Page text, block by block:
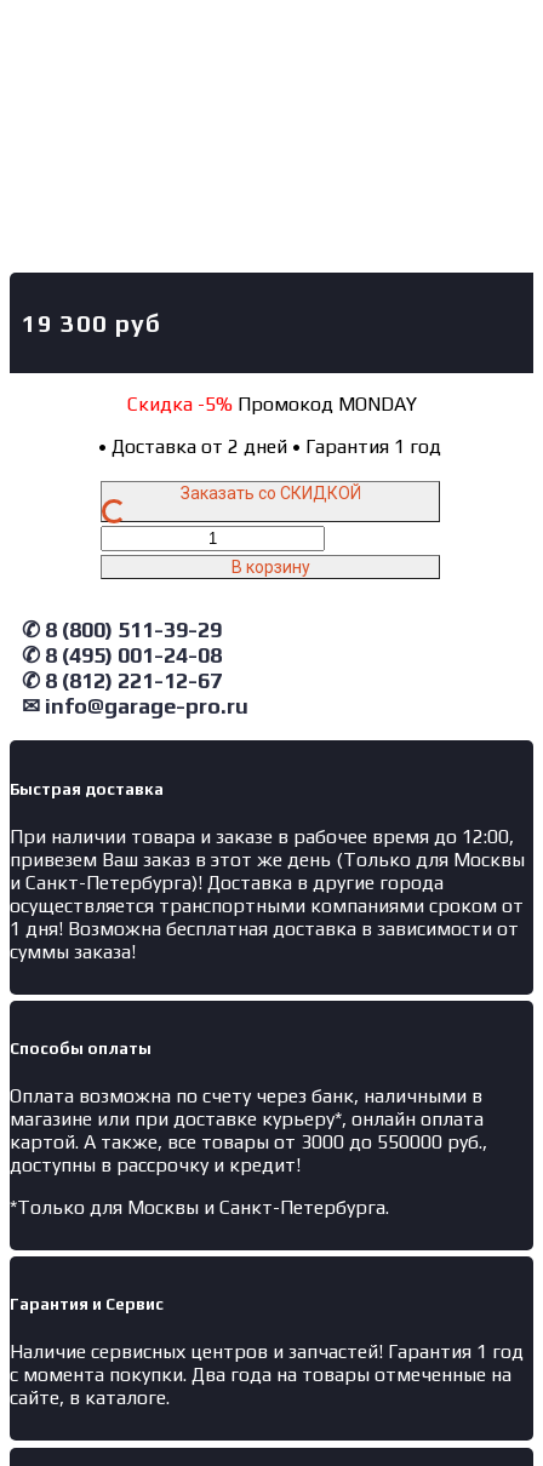
19 300 руб
Скидка -5%Промокод MONDAY
• Доставка от 2 дней • Гарантия 1 год
Заказать со СКИДКОЙ
товара
2379-
NORDBERG
Установка
для
сбора
масла
пневматическая,
л,
В корзину
✆ 8 (800) 511-39-29
✆ 8 (495) 001-24-08
✆ 8 (812) 221-12-67
✉ info@garage-pro.ru
Быстрая доставка
При наличии товара и заказе в рабочее время до 12:00,
привезем Ваш заказ в этот же день (Только для Москвы
и Санкт-Петербурга)! Доставка в другие города
осуществляется транспортными компаниями сроком от
1 дня! Возможна бесплатная доставка в зависимости от
суммы заказа!
Способы оплаты
Оплата возможна по счету через банк, наличными в
магазине или при доставке курьеру*, онлайн оплата
картой. А также, все товары от 3000 до 550000 руб.,
доступны в рассрочку и кредит!
*Только для Москвы и Санкт-Петербурга.
Гарантия и Сервис
Наличие сервисных центров и запчастей! Гарантия 1 год
с момента покупки. Два года на товары отмеченные на
сайте, в каталоге.